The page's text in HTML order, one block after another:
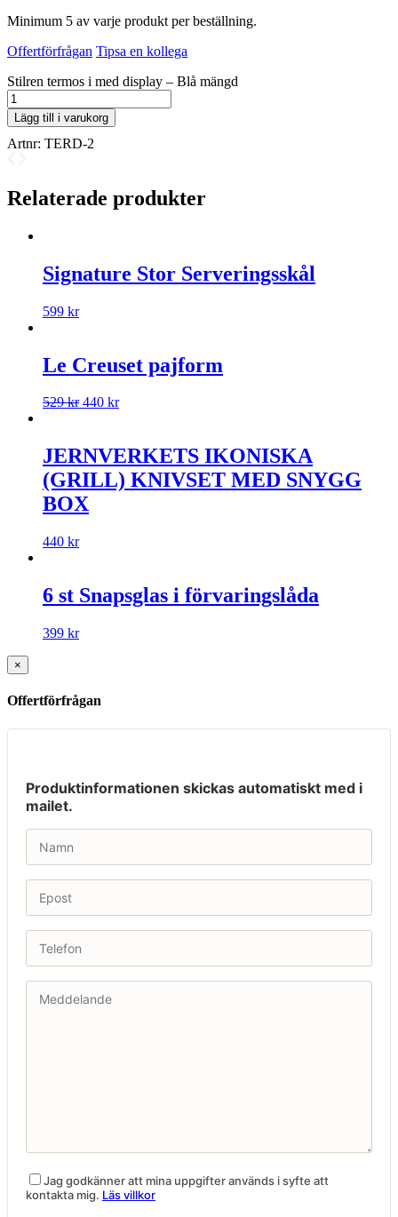
Minimum 5 av varje produkt per beställning.
Offertförfrågan Tipsa en kollega
Stilren termos i med display – Blå mängd
Lägg till i varukorg
Artnr: TERD-2
Relaterade produkter
Signature Stor Serveringsskål
599 kr
Le Creuset pajform
529kr 440 kr
JERNVERKETS IKONISKA
(GRILL) KNIVSET MED SNYGG
BOX
440 kr
6 st Snapsglas i förvaringslåda
399 kr
×
Offertförfrågan
Produktinformationen skickas automatiskt med i
mailet.
Jag godkänner att mina uppgifter används i syfte att
kontakta mig. Läs villkor